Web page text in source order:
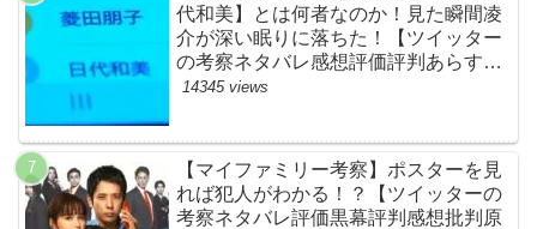
代和美】とは何者なのか！見た瞬間凌
介が深い眠りに落ちた！【ツイッター
の考察ネタバレ感想評価評判あらすじ
原作犯人キャスト黒幕伏線まとめ】
14345 views
【マイファミリー考察】ポスターを見
れば犯人がわかる！？【ツイッターの
考察ネタバレ評価黒幕評判感想批判原